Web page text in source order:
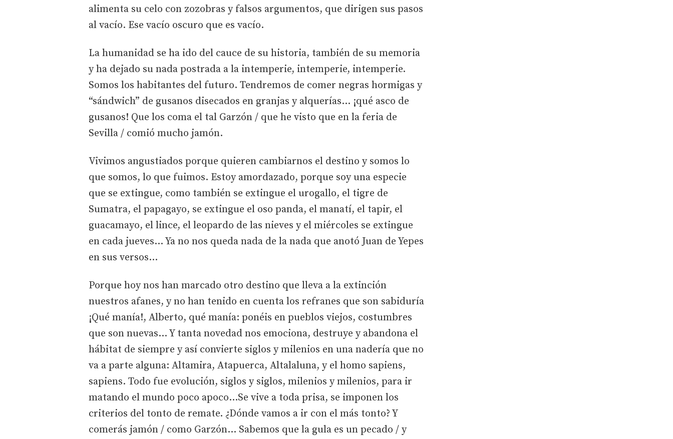
alimenta su celo con zozobras y falsos argumentos, que dirigen sus pasos
al vacío. Ese vacío oscuro que es vacío.
La humanidad se ha ido del cauce de su historia, también de su memoria
y ha dejado su nada postrada a la intemperie, intemperie, intemperie.
Somos los habitantes del futuro. Tendremos de comer negras hormigas y
“sándwich” de gusanos disecados en granjas y alquerías… ¡qué asco de
gusanos! Que los coma el tal Garzón / que he visto que en la feria de
Sevilla / comió mucho jamón.
Vivimos angustiados porque quieren cambiarnos el destino y somos lo
que somos, lo que fuimos. Estoy amordazado, porque soy una especie
que se extingue, como también se extingue el urogallo, el tigre de
Sumatra, el papagayo, se extingue el oso panda, el manatí, el tapir, el
guacamayo, el lince, el leopardo de las nieves y el miércoles se extingue
en cada jueves… Ya no nos queda nada de la nada que anotó Juan de Yepes
en sus versos…
Porque hoy nos han marcado otro destino que lleva a la extinción
nuestros afanes, y no han tenido en cuenta los refranes que son sabiduría
¡Qué manía!, Alberto, qué manía: ponéis en pueblos viejos, costumbres
que son nuevas… Y tanta novedad nos emociona, destruye y abandona el
hábitat de siempre y así convierte siglos y milenios en una nadería que no
va a parte alguna: Altamira, Atapuerca, Altalaluna, y el homo sapiens,
sapiens. Todo fue evolución, siglos y siglos, milenios y milenios, para ir
matando el mundo poco apoco…Se vive a toda prisa, se imponen los
criterios del tonto de remate. ¿Dónde vamos a ir con el más tonto? Y
comerás jamón / como Garzón… Sabemos que la gula es un pecado / y